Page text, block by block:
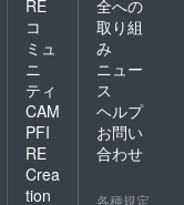
RE
コ
ミュ
ニ
ティ
CAM
PFI
RE
Crea
tion
全への
取り組
み
ニュー
ス
ヘルプ
お問い
合わせ
各種規定